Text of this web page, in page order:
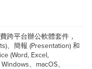
跨平台辦公軟體套件，
、簡報 (Presentation) 和
(Word, Excel,
、macOS、